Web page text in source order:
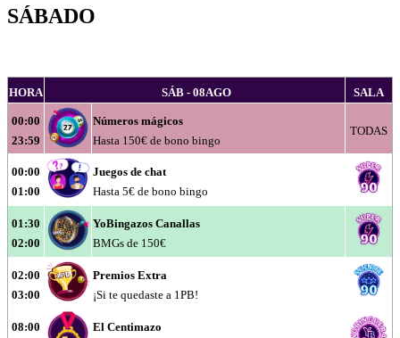
SÁBADO
HORA SÁB - 08AGO SALA
00:00
23:59
Números mágicos
Hasta 150€ de bono bingo
TODAS
00:00
01:00
Juegos de chat
Hasta 5€ de bono bingo
01:30
02:00
YoBingazos Canallas
BMGs de 150€
02:00
03:00
Premios Extra
¡Si te quedaste a 1PB!
08:00
El Centimazo